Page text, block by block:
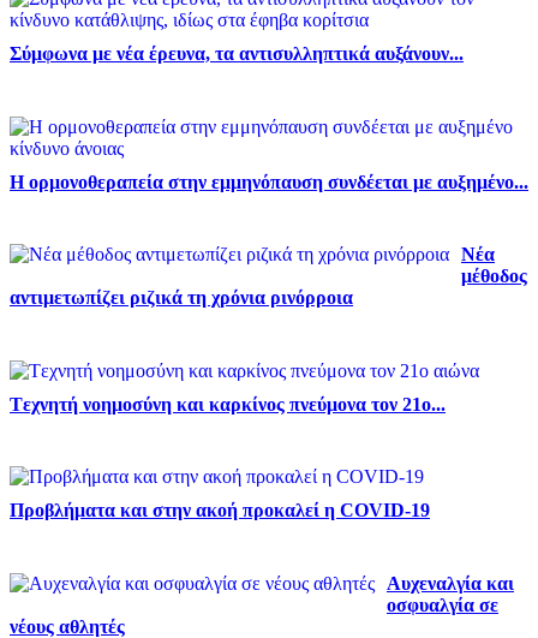
Σύμφωνα με νέα έρευνα, τα αντισυλληπτικά αυξάνουν...
Η ορμονοθεραπεία στην εμμηνόπαυση συνδέεται με αυξημένο...
Νέα
μέθοδος
αντιμετωπίζει ριζικά τη χρόνια ρινόρροια
Tεχνητή νοημοσύνη και καρκίνος πνεύμονα τον 21ο...
Προβλήματα και στην ακοή προκαλεί η COVID-19
Αυχεναλγία και
οσφυαλγία σε
νέους αθλητές